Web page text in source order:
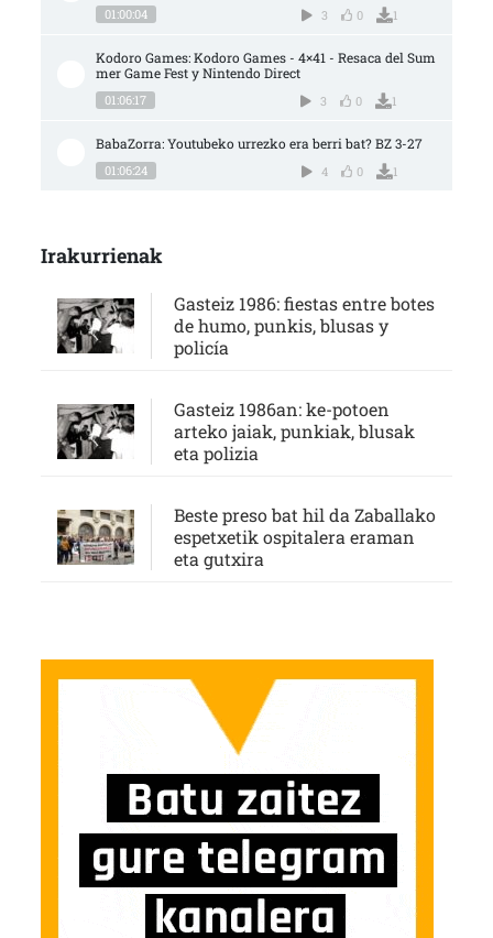
01:00:04 3 0 1
Kodoro Games: Kodoro Games - 4×41 - Resaca del Sum
mer Game Fest y Nintendo Direct
01:06:17 3 0 1
BabaZorra: Youtubeko urrezko era berri bat? BZ 3-27
01:06:24 4 0 1
Irakurrienak
Gasteiz 1986: fiestas entre botes
de humo, punkis, blusas y
policía
Gasteiz 1986an: ke-potoen
arteko jaiak, punkiak, blusak
eta polizia
Beste preso bat hil da Zaballako
espetxetik ospitalera eraman
eta gutxira